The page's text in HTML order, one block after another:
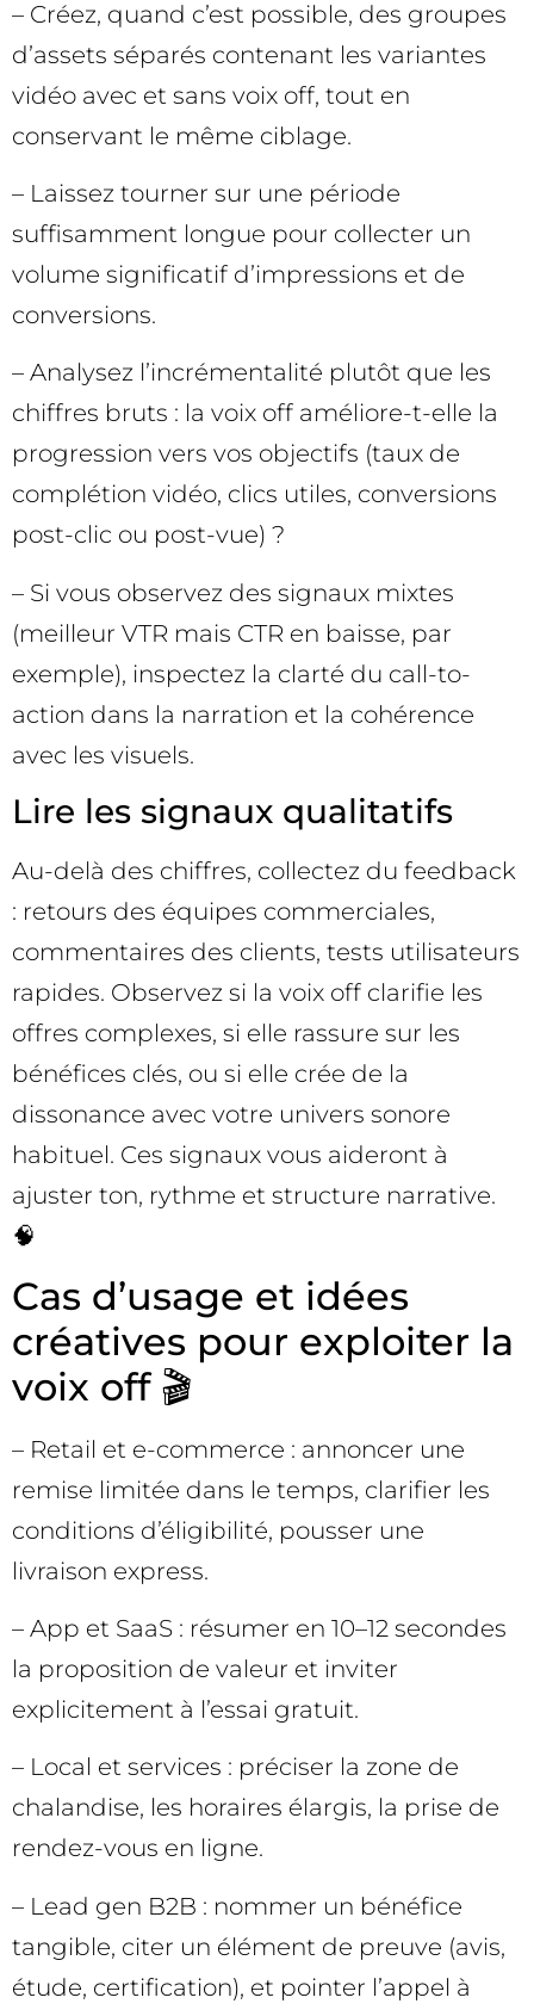
– Créez, quand c’est possible, des groupes
d’assets séparés contenant les variantes
vidéo avec et sans voix off, tout en
conservant le même ciblage.
– Laissez tourner sur une période
suffisamment longue pour collecter un
volume significatif d’impressions et de
conversions.
– Analysez l’incrémentalité plutôt que les
chiffres bruts : la voix off améliore-t-elle la
progression vers vos objectifs (taux de
complétion vidéo, clics utiles, conversions
post-clic ou post-vue) ?
– Si vous observez des signaux mixtes
(meilleur VTR mais CTR en baisse, par
exemple), inspectez la clarté du call-to-
action dans la narration et la cohérence
avec les visuels.
Lire les signaux qualitatifs
Au-delà des chiffres, collectez du feedback
: retours des équipes commerciales,
commentaires des clients, tests utilisateurs
rapides. Observez si la voix off clarifie les
offres complexes, si elle rassure sur les
bénéfices clés, ou si elle crée de la
dissonance avec votre univers sonore
habituel. Ces signaux vous aideront à
ajuster ton, rythme et structure narrative.
🧠
Cas d’usage et idées
créatives pour exploiter la
voix off 🎬
– Retail et e-commerce : annoncer une
remise limitée dans le temps, clarifier les
conditions d’éligibilité, pousser une
livraison express.
– App et SaaS : résumer en 10–12 secondes
la proposition de valeur et inviter
explicitement à l’essai gratuit.
– Local et services : préciser la zone de
chalandise, les horaires élargis, la prise de
rendez-vous en ligne.
– Lead gen B2B : nommer un bénéfice
tangible, citer un élément de preuve (avis,
étude, certification), et pointer l’appel à